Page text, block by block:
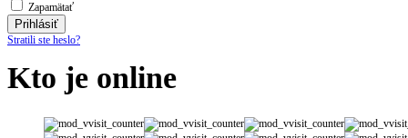
Zapamätať
Stratili ste heslo?
Kto je online